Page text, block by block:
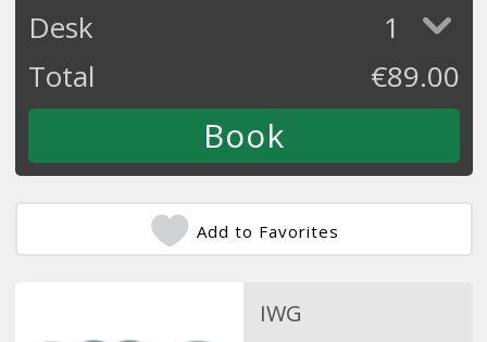
Desk
1
Total
€89.00
Add to Favorites
IWG